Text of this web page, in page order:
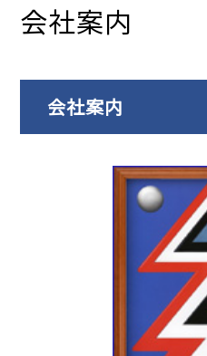
会社案内
会社案内